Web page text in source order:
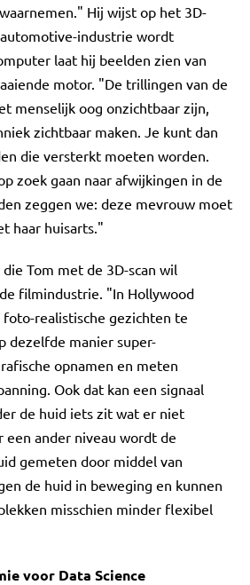
Hij wijst op het 3D-
industrie wordt
laat hij beelden zien van
motor. "De trillingen van de
menselijk oog onzichtbaar zijn,
zichtbaar maken. Je kunt dan
die versterkt moeten worden.
zoek gaan naar afwijkingen in de
zeggen we: deze mevrouw moet
haar huisarts."
Tom met de 3D-scan wil
filmindustrie. "In Hollywood
realistische gezichten te
dezelfde manier super-
opnamen en meten
Ook dat kan een signaal
de huid iets zit wat er niet
ander niveau wordt de
gemeten door middel van
de huid in beweging en kunnen
misschien minder flexibel
voor Data Science